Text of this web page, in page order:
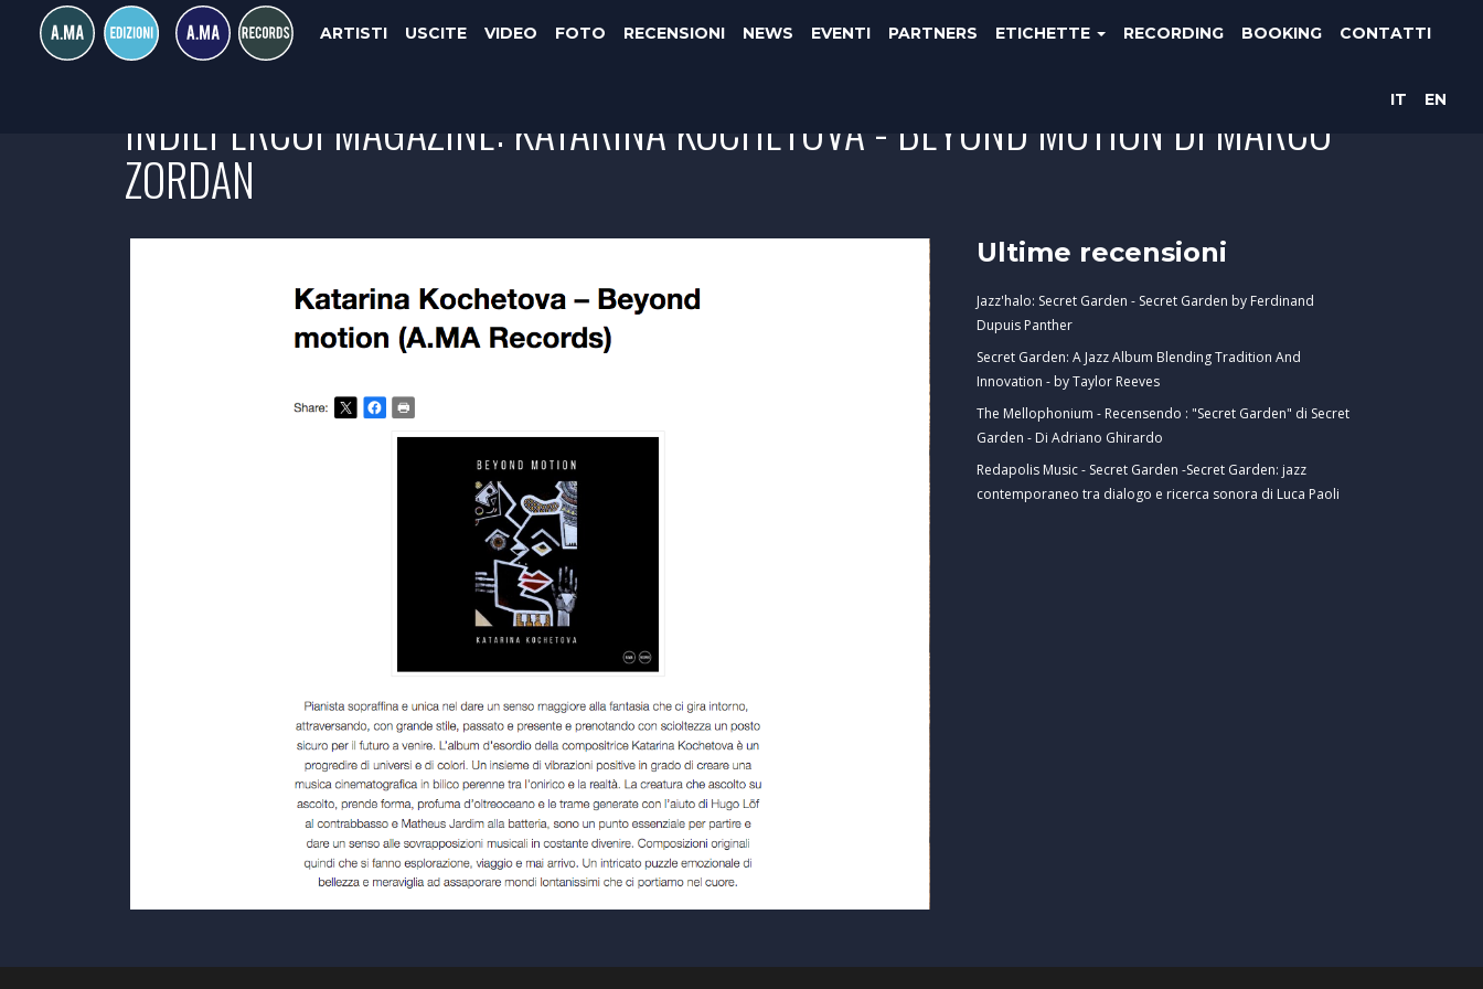
ARTISTI USCITE VIDEO FOTO RECENSIONI NEWS EVENTI PARTNERS ETICHETTE RECORDING BOOKING CONTATTI
IT EN
INDIEPERCUI MAGAZINE: KATARINA KOCHETOVA - BEYOND MOTION DI MARCO
ZORDAN
Ultime recensioni
Jazz'halo: Secret Garden - Secret Garden by Ferdinand
Dupuis Panther
Secret Garden: A Jazz Album Blending Tradition And
Innovation - by Taylor Reeves
The Mellophonium - Recensendo : "Secret Garden" di Secret
Garden - Di Adriano Ghirardo
Redapolis Music - Secret Garden -Secret Garden: jazz
contemporaneo tra dialogo e ricerca sonora di Luca Paoli